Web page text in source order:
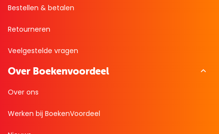
Bestellen & betalen
Retourneren
Veelgestelde vragen
Over Boekenvoordeel
Over ons
Werken bij BoekenVoordeel